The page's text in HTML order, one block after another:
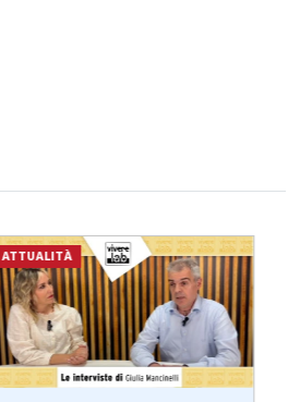
ATTUALITÀ